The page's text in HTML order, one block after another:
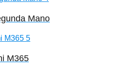
Mano
M365